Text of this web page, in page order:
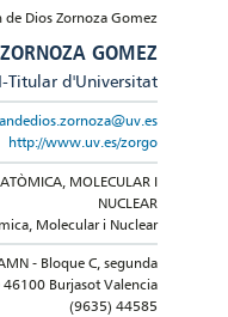
GOMEZ
Titular d'Universitat
http://www.uv.es/zorgo
MOLECULAR I
NUCLEAR
Molecular i Nuclear
- Bloque C, segunda
Burjasot Valencia
(9635) 44585